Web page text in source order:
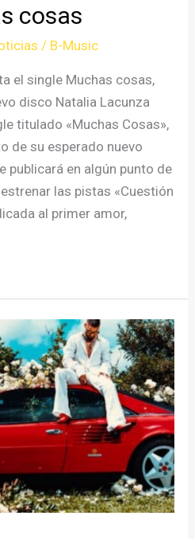
cosas
/ B-Music
el single Muchas cosas,
disco Natalia Lacunza
titulado «Muchas Cosas»,
de su esperado nuevo
publicará en algún punto de
las pistas «Cuestión
al primer amor,